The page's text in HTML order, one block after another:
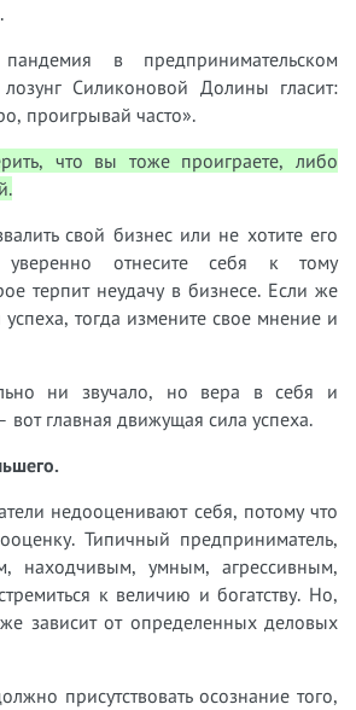
в предпринимательском
Силиконовой Долины гласит:
проигрывай часто».
что вы тоже проиграете, либо
свой бизнес или не хотите его
уверенно отнесите себя к тому
терпит неудачу в бизнесе. Если же
успеха, тогда измените свое мнение и
ни звучало, но вера в себя и
вот главная движущая сила успеха.
недооценивают себя, потому что
Типичный предприниматель,
находчивым, умным, агрессивным,
к величию и богатству. Но,
зависит от определенных деловых
присутствовать осознание того,